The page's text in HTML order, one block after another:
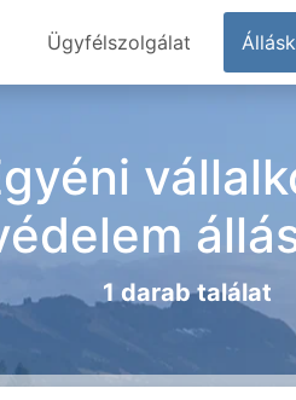
Ügyfélszolgálat
1 darab találat